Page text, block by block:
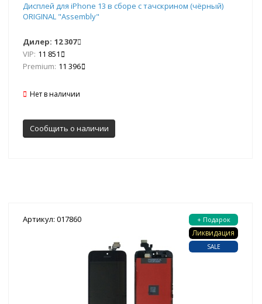
Дисплей для iPhone 13 в сборе с тачскрином (чёрный)
ORIGINAL "Assembly"
Дилер: 12 307
VIP: 11 851
Premium: 11 396
Нет в наличии
Сообщить о наличии
Артикул: 017860 + Подарок
Ликвидация
SALE